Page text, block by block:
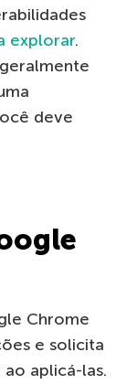
explorar.
deve
Chrome
e solicita
aplicá-las.